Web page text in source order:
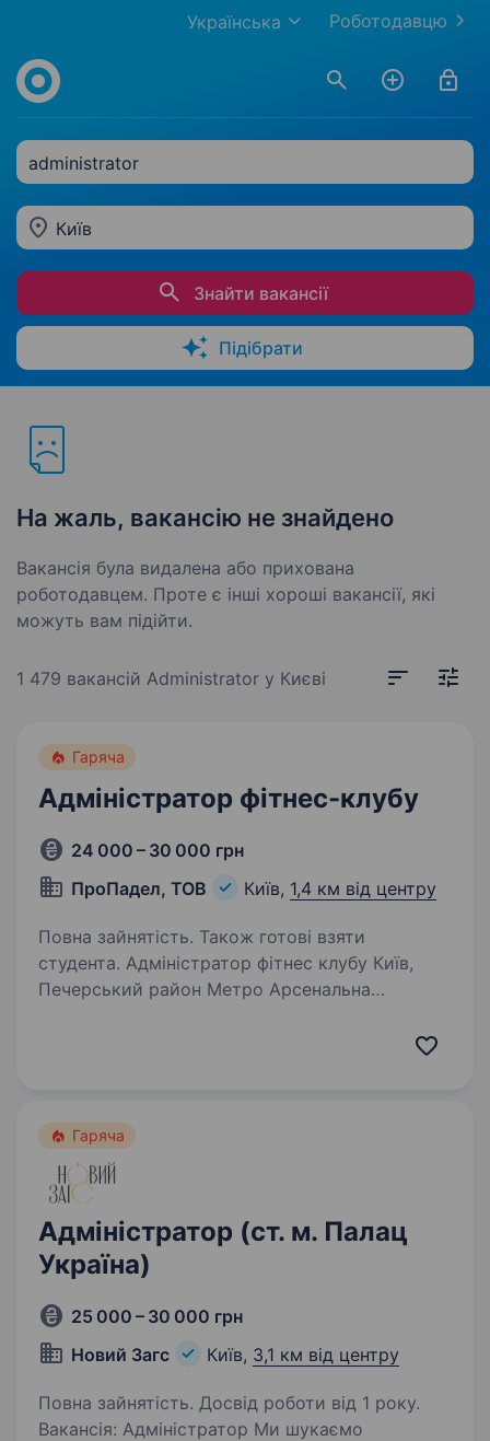
Роботодавцю
Українська
administrator
Київ
Знайти вакансії
Підібрати
На жаль, вакансію не знайдено
Вакансія була видалена або прихована
роботодавцем. Проте є інші хороші вакансії, які
можуть вам підійти.
1 479 вакансій Administrator у Києві
Гаряча
Адміністратор фітнес-клубу
24 000 – 30 000 грн
ПроПадел, ТОВ
Київ, 1,4 км від центру
Повна зайнятість. Також готові взяти
студента. Адміністратор фітнес клубу Київ,
Печерський район Метро Арсенальна
клубу в центрі Києва. Що ви будете робити:
Гаряча
Адміністратор (ст. м. Палац
Україна)
25 000 – 30 000 грн
Новий Загс
Київ, 3,1 км від центру
Повна зайнятість. Досвід роботи від 1 року.
Вакансія: Адміністратор Ми шукаємо